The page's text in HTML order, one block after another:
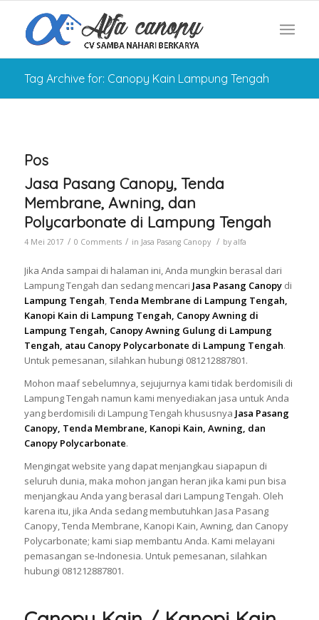
Tag Archive for: Canopy Kain Lampung Tengah
Pos
Jasa Pasang Canopy, Tenda
Membrane, Awning, dan
Polycarbonate di Lampung Tengah
4 Mei 2017 / 0 Comments / in Jasa Pasang Canopy / by alfa
Jika Anda sampai di halaman ini, Anda mungkin berasal dari
Lampung Tengah dan sedang mencari Jasa Pasang Canopy di
Lampung Tengah, Tenda Membrane di Lampung Tengah,
Kanopi Kain di Lampung Tengah, Canopy Awning di
Lampung Tengah, Canopy Awning Gulung di Lampung
Tengah, atau Canopy Polycarbonate di Lampung Tengah.
Untuk pemesanan, silahkan hubungi 081212887801.
Mohon maaf sebelumnya, sejujurnya kami tidak berdomisili di
Lampung Tengah namun kami menyediakan jasa untuk Anda
yang berdomisili di Lampung Tengah khususnya Jasa Pasang
Canopy, Tenda Membrane, Kanopi Kain, Awning, dan
Canopy Polycarbonate.
Mengingat website yang dapat menjangkau siapapun di
seluruh dunia, maka mohon jangan heran jika kami pun bisa
menjangkau Anda yang berasal dari Lampung Tengah. Oleh
karena itu, jika Anda sedang membutuhkan Jasa Pasang
Canopy, Tenda Membrane, Kanopi Kain, Awning, dan Canopy
Polycarbonate; kami siap membantu Anda. Kami melayani
pemasangan se-Indonesia. Untuk pemesanan, silahkan
hubungi 081212887801.